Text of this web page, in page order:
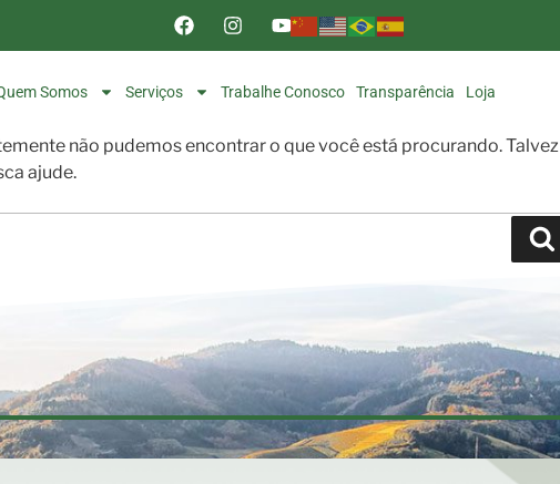
Somos Serviços Trabalhe Conosco Transparência Loja
não pudemos encontrar o que você está procurando. Talvez
ajude.